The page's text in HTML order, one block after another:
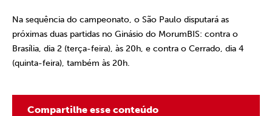
Na sequência do campeonato, o São Paulo disputará as
próximas duas partidas no Ginásio do MorumBIS: contra o
Brasília, dia 2 (terça-feira), às 20h, e contra o Cerrado, dia 4
(quinta-feira), também às 20h.
Compartilhe esse conteúdo